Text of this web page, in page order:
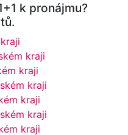
k pronájmu?
kraji
kraji
kraji
kraji
kraji
kraji